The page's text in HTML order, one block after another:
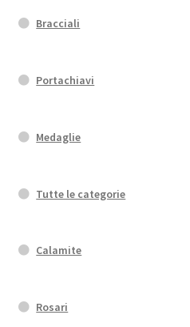
Bracciali
Portachiavi
Medaglie
Tutte le categorie
Calamite
Rosari